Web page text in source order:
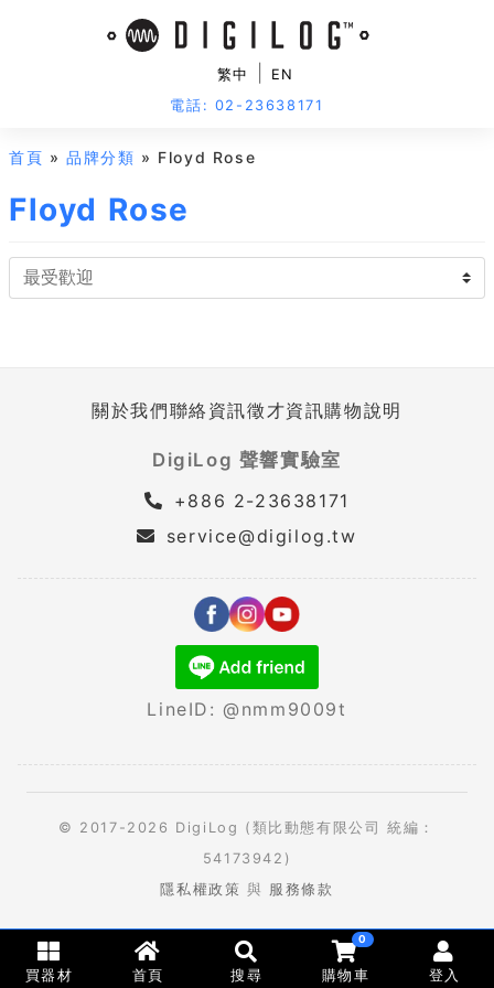
繁中
EN
電話: 02-23638171
首頁 »品牌分類 » Floyd Rose
Floyd Rose
關於我們聯絡資訊徵才資訊購物說明
DigiLog 聲響實驗室
+886 2-23638171
service@digilog.tw
LineID: @nmm9009t
© 2017-2026 DigiLog (類比動態有限公司 統編：
54173942)
隱私權政策 與 服務條款
買器材 首頁 搜尋
0
購物車 登入